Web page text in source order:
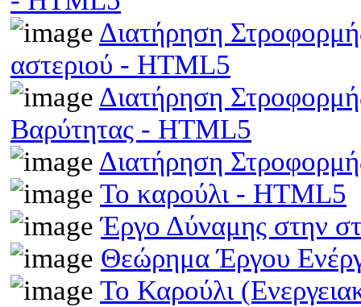
Διατήρηση
αστεριού - HTML5
Διατήρηση
Βαρύτητας - HTML5
Διατήρηση
Το καρούλι - HTML5
Έργο Δύναμης στην
Θεώρημα Έργου
Το Καρούλι